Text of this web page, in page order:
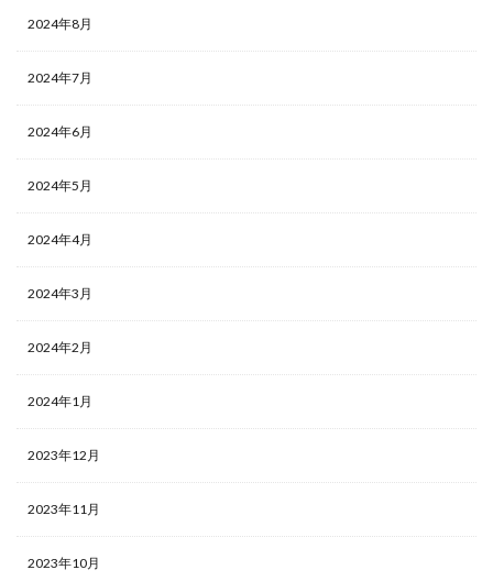
2024年8月
2024年7月
2024年6月
2024年5月
2024年4月
2024年3月
2024年2月
2024年1月
2023年12月
2023年11月
2023年10月